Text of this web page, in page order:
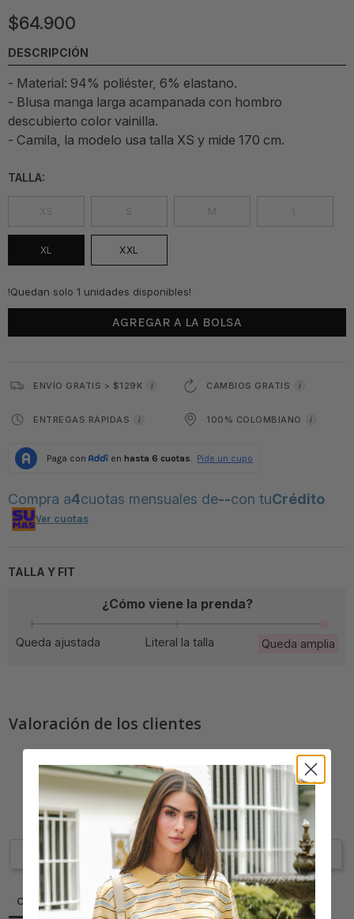
$64.900
DESCRIPCIÓN
- Material: 94% poliéster, 6% elastano.
- Blusa manga larga acampanada con hombro
descubierto color vainilla.
- Camila, la modelo usa talla XS y mide 170 cm.
TALLA:
XS S M L
XL XXL
!Quedan solo 1 unidades disponibles!
AGREGAR A LA BOLSA
ENVÍO GRATIS > $129K i CAMBIOS GRATIS i
ENTREGAS RÁPIDAS i 100% COLOMBIANO i
Compra a4cuotas mensuales de--con tuCrédito
Ver cuotas
TALLA Y FIT
¿Cómo viene la prenda?
Queda ajustada Literal la talla Queda amplia
Valoración de los clientes
5,0 Basado en 1 comentarios
Escribe un comentario
Haz una pregunta
Opiniones Preguntas